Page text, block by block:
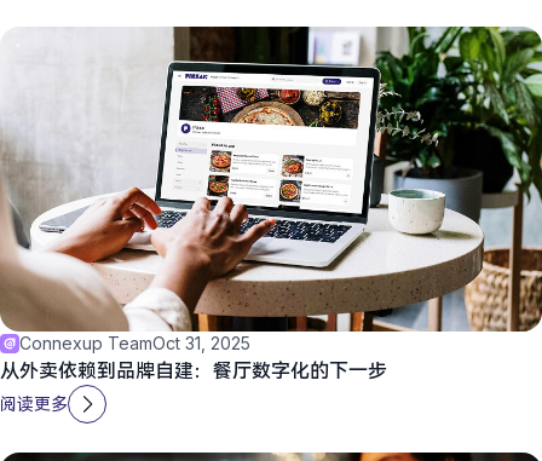
Connexup TeamOct 31, 2025
从外卖依赖到品牌自建：餐厅数字化的下一步
阅读更多